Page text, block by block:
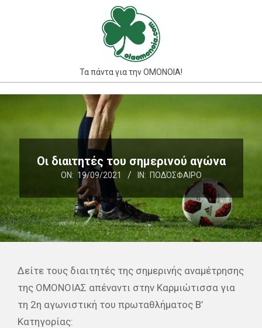
Τα πάντα για την ΟΜΟΝΟΙΑ!
Οι διαιτητές του σημερινού αγώνα
ON: 19/09/2021 IN: ΠΟΔΌΣΦΑΙΡΟ
Δείτε τους διαιτητές της σημερινής αναμέτρησης
της ΟΜΟΝΟΙΑΣ απέναντι στην Καρμιώτισσα για
τη 2η αγωνιστική του πρωταθλήματος Β’
Κατηγορίας: